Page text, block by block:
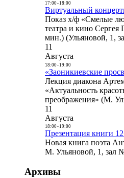
17:00- 18:00
Виртуальный
Показ х/ф «Смелые
театра и кино
мин.) (Ульяновой, 1,
11
Августа
18:00- 19:00
«Заоникиевские
Лекция диакона
«Актуальность
преображения» (М.
11
Августа
18:00- 19:00
Презентация книги
Новая книга поэта
М. Ульяновой, 1, зал
Архивы